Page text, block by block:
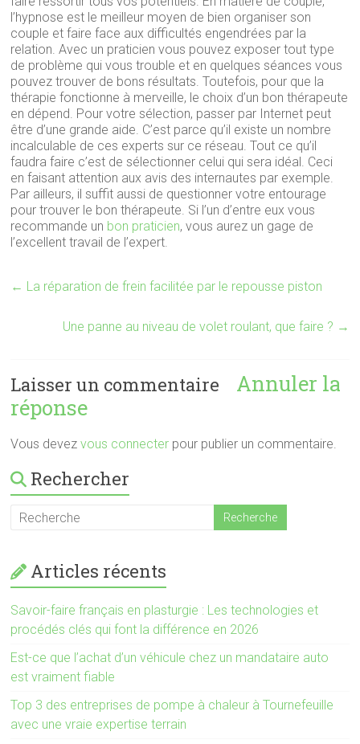
l’hypnose est le meilleur moyen de bien organiser son
couple et faire face aux difficultés engendrées par la
relation. Avec un praticien vous pouvez exposer tout type
de problème qui vous trouble et en quelques séances vous
pouvez trouver de bons résultats. Toutefois, pour que la
thérapie fonctionne à merveille, le choix d’un bon thérapeute
en dépend. Pour votre sélection, passer par Internet peut
être d’une grande aide. C’est parce qu’il existe un nombre
incalculable de ces experts sur ce réseau. Tout ce qu’il
faudra faire c’est de sélectionner celui qui sera idéal. Ceci
en faisant attention aux avis des internautes par exemple.
Par ailleurs, il suffit aussi de questionner votre entourage
pour trouver le bon thérapeute. Si l’un d’entre eux vous
recommande un bon praticien, vous aurez un gage de
l’excellent travail de l’expert.
← La réparation de frein facilitée par le repousse piston
Une panne au niveau de volet roulant, que faire ? →
Laisser un commentaire
Annuler la
réponse
Vous devezvous connecter pour publier un commentaire.
Rechercher
Articles récents
Savoir-faire français en plasturgie : Les technologies et
procédés clés qui font la différence en 2026
Est-ce que l’achat d’un véhicule chez un mandataire auto
est vraiment fiable
Top 3 des entreprises de pompe à chaleur à Tournefeuille
avec une vraie expertise terrain